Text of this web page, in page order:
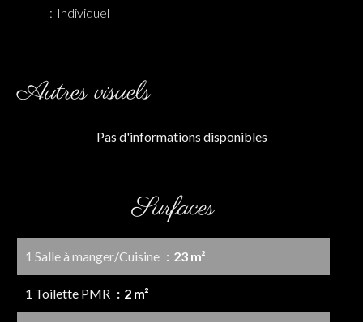
Individuel
Autres visuels
Pas d'informations disponibles
Surfaces
1 Salle à manger/Cuisine 23 m²
1 Toilette PMR 2 m²